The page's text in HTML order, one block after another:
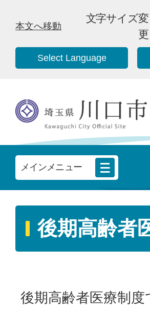
本文へ移動
文字サイズ変
更
Select Language
メインメニュー
後期高齢者
後期高齢者医療制